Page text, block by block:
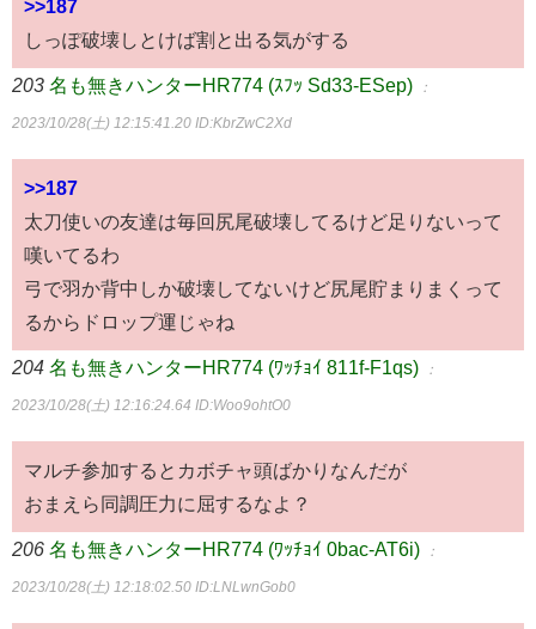
>>187
しっぽ破壊しとけば割と出る気がする
203 名も無きハンターHR774 (ｽﾌｯ Sd33-ESep) ：
2023/10/28(土) 12:15:41.20 ID:KbrZwC2Xd
>>187
太刀使いの友達は毎回尻尾破壊してるけど足りないって
嘆いてるわ
弓で羽か背中しか破壊してないけど尻尾貯まりまくって
るからドロップ運じゃね
204 名も無きハンターHR774 (ﾜｯﾁｮｲ 811f-F1qs) ：
2023/10/28(土) 12:16:24.64 ID:Woo9ohtO0
マルチ参加するとカボチャ頭ばかりなんだが
おまえら同調圧力に屈するなよ？
206 名も無きハンターHR774 (ﾜｯﾁｮｲ 0bac-AT6i) ：
2023/10/28(土) 12:18:02.50 ID:LNLwnGob0